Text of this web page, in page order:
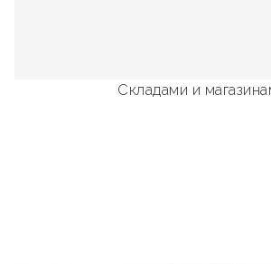
Складами и